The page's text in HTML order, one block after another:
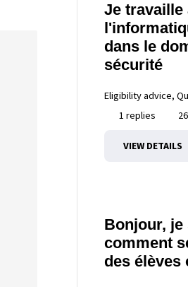
Je travaille
dans le
sécurité
Eligibility advice,
1 replies
VIEW DETAILS
Bonjour,
comment
des élèves